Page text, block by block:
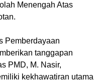
Menengah Atas
Pemberdayaan
tanggapan
PMD, M. Nasir,
kekhawatiran utama